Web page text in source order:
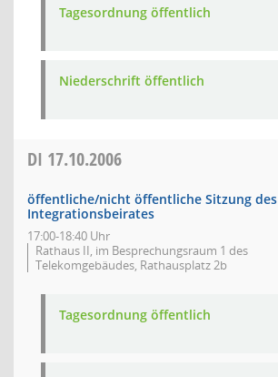
Tagesordnung öffentlich
Niederschrift öffentlich
DI 17.10.2006
öffentliche/nicht öffentliche Sitzung des
Integrationsbeirates
17:00-18:40 Uhr
Rathaus II, im Besprechungsraum 1 des
Telekomgebäudes, Rathausplatz 2b
Tagesordnung öffentlich